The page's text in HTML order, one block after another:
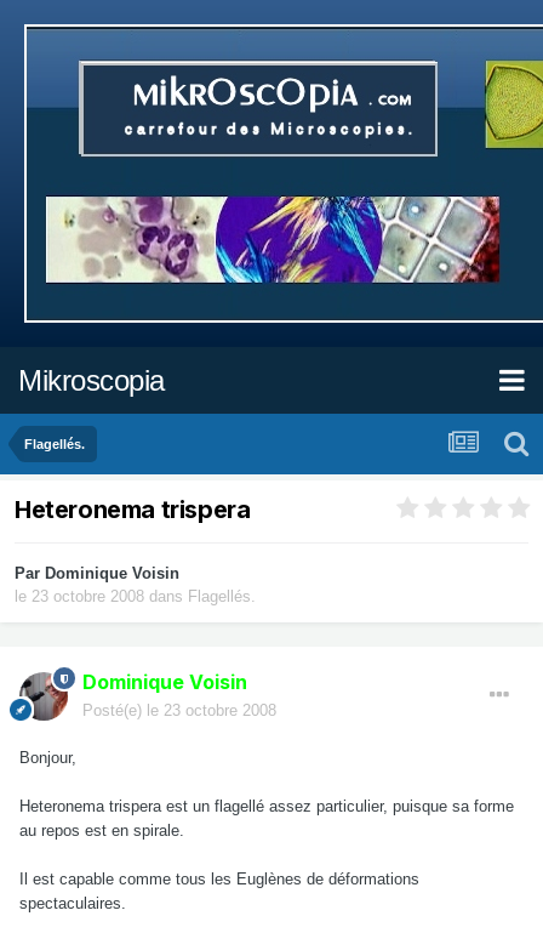
Mikroscopia
Flagellés.
Heteronema trispera
Par Dominique Voisin
le 23 octobre 2008 dans Flagellés.
Dominique Voisin
Posté(e) le 23 octobre 2008
Bonjour,
Heteronema trispera est un flagellé assez particulier, puisque sa forme
au repos est en spirale.
Il est capable comme tous les Euglènes de déformations
spectaculaires.